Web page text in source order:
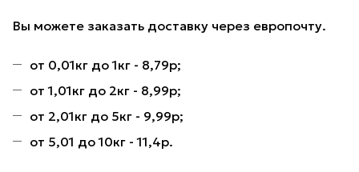
Вы можете заказать доставку через европочту.
от 0,01кг до 1кг - 8,79р;
от 1,01кг до 2кг - 8,99р;
от 2,01кг до 5кг - 9,99р;
от 5,01 до 10кг - 11,4р.